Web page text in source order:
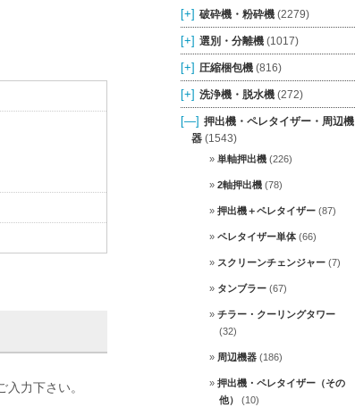
[+] 破砕機・粉砕機(2279)
[+] 選別・分離機(1017)
[+] 圧縮梱包機(816)
[+] 洗浄機・脱水機(272)
[—] 押出機・ペレタイザー・周辺機
器(1543)
単軸押出機(226)
2軸押出機(78)
押出機＋ペレタイザー(87)
ペレタイザー単体(66)
スクリーンチェンジャー(7)
タンブラー(67)
チラー・クーリングタワー
(32)
周辺機器(186)
押出機・ペレタイザー（その
他）
(10)